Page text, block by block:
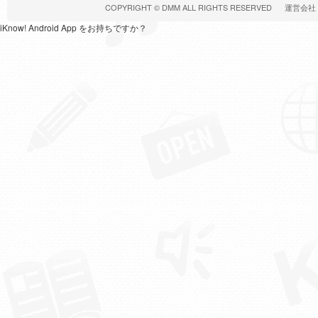
COPYRIGHT © DMMALL RIGHTS RESERVED 運営会社
iKnow! Android App をお持ちですか？